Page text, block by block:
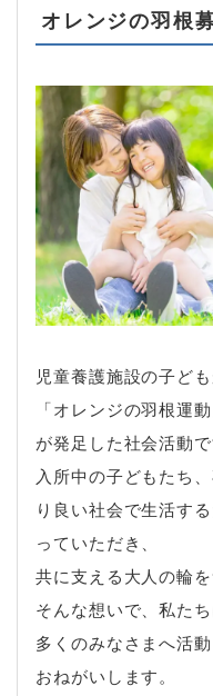
オレンジの羽根
児童養護施設の子ど
「オレンジの羽根運
が発足した社会活動で
入所中の子どもたち
り良い社会で生活す
っていただき、
共に支える大人の輪
そんな想いで、私た
多くのみなさまへ活
おねがいします。